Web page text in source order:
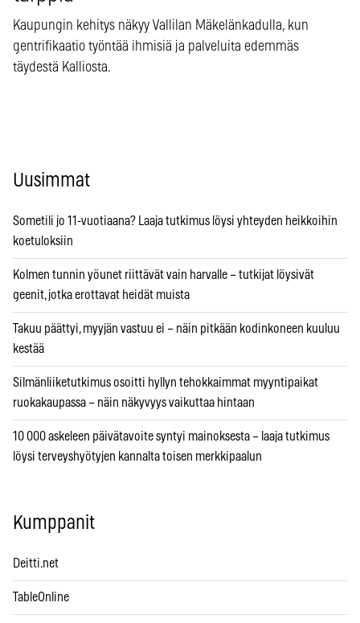
Kaupungin kehitys näkyy Vallilan Mäkelänkadulla, kun
gentrifikaatio työntää ihmisiä ja palveluita edemmäs
täydestä Kalliosta.
Uusimmat
Sometili jo 11-vuotiaana? Laaja tutkimus löysi yhteyden heikkoihin
koetuloksiin
Kolmen tunnin yöunet riittävät vain harvalle – tutkijat löysivät
geenit, jotka erottavat heidät muista
Takuu päättyi, myyjän vastuu ei – näin pitkään kodinkoneen kuuluu
kestää
Silmänliiketutkimus osoitti hyllyn tehokkaimmat myyntipaikat
ruokakaupassa – näin näkyvyys vaikuttaa hintaan
10 000 askeleen päivätavoite syntyi mainoksesta – laaja tutkimus
löysi terveyshyötyjen kannalta toisen merkkipaalun
Kumppanit
Deitti.net
TableOnline